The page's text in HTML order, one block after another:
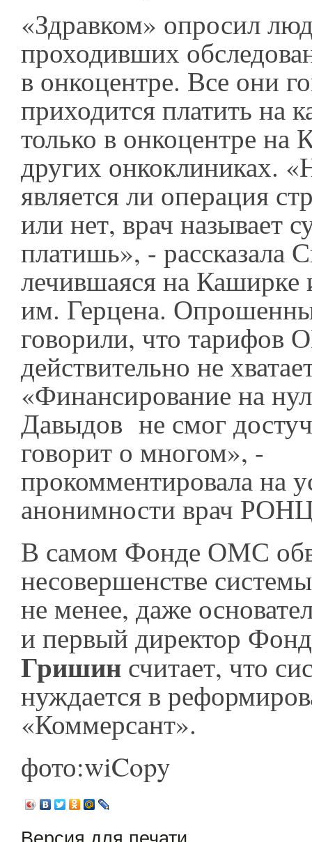
«Здравком» опросил
проходивших
в онкоцентре. Все они
приходится платить на
только в онкоцентре на
других онкоклиниках.
является ли операция
или нет, врач называет
платишь», - рассказала
лечившаяся на Каширке
им. Герцена.
говорили, что тарифов
действительно не
«Финансирование на
Давыдов не смог
говорит о многом», -
прокомментировала на
анонимности врач
В самом Фонде ОМС
несовершенстве
не менее, даже
и первый директор
Гришин считает, что
нуждается в
«Коммерсант».
фото:wiCopy